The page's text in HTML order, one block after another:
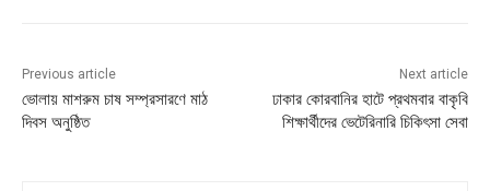
Previous article
ভোলায় মাশরুম চাষ সম্প্রসারণে মাঠ
দিবস অনুষ্ঠিত
Next article
ঢাকার কোরবানির হাটে প্রথমবার বাকৃবি
শিক্ষার্থীদের ভেটেরিনারি চিকিৎসা সেবা